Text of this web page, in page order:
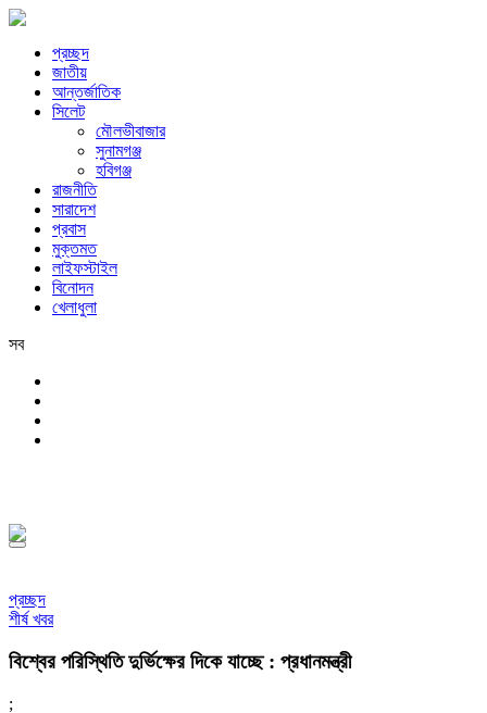
প্রচ্ছদ
জাতীয়
আন্তর্জাতিক
সিলেট
মৌলভীবাজার
সুনামগঞ্জ
হবিগঞ্জ
রাজনীতি
সারাদেশ
প্রবাস
মুক্তমত
লাইফস্টাইল
বিনোদন
খেলাধুলা
সব
প্রচ্ছদ
শীর্ষ খবর
বিশ্বের পরিস্থিতি দুর্ভিক্ষের দিকে যাচ্ছে : প্রধানমন্ত্রী
;